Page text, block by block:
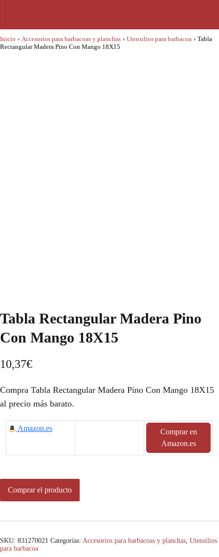
Inicio › Accesorios para barbacoas y planchas › Utensilios para barbacoa › Tabla
Rectangular Madera Pino Con Mango 18X15
Tabla Rectangular Madera Pino
Con Mango 18X15
10,37€
Compra Tabla Rectangular Madera Pino Con Mango 18X15
al precio más barato.
Amazon.es
Comprar en
Amazon.es
Comprar el producto
SKU: 831270021 Categorías: Accesorios para barbacoas y planchas, Utensilios
para barbacoa